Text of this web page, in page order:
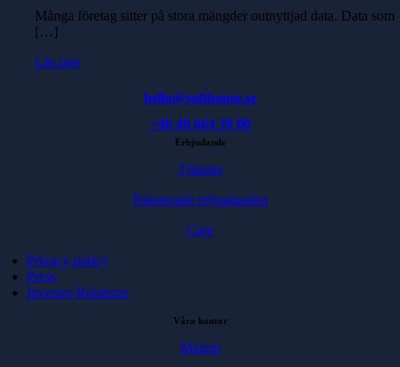
Många företag sitter på stora mängder outnyttjad data. Data som
[…]
Läs mer
hello@softhouse.se
+46 40 664 39 00
Erbjudande
Tjänster
Paketerade erbjudanden
Case
Privacy policy
Press
Investor Relations
Våra kontor
Malmö